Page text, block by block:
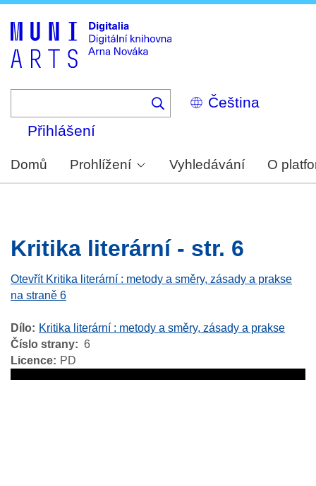
Select
your
Přihlášení
Domů Prohlížení Vyhledávání O
Kritika literární - str. 6
Otevřít Kritika literární : metody a směry, zásady a prakse
na straně 6
Dílo
Kritika literární : metody a směry, zásady a prakse
Číslo strany
6
Licence
PD